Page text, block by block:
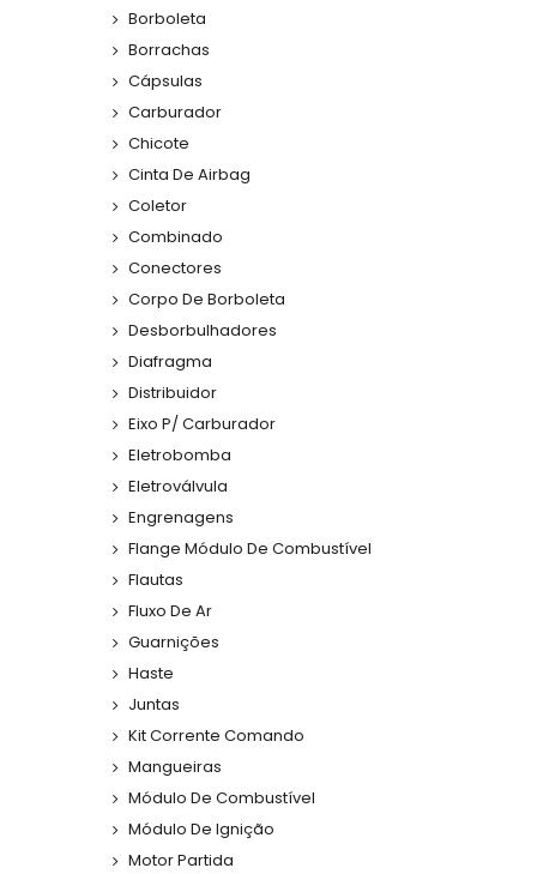
Borboleta
Borrachas
Cápsulas
Carburador
Chicote
Cinta De Airbag
Coletor
Combinado
Conectores
Corpo De Borboleta
Desborbulhadores
Diafragma
Distribuidor
Eixo P/ Carburador
Eletrobomba
Eletroválvula
Engrenagens
Flange Módulo De Combustível
Flautas
Fluxo De Ar
Guarnições
Haste
Juntas
Kit Corrente Comando
Mangueiras
Módulo De Combustível
Módulo De Ignição
Motor Partida